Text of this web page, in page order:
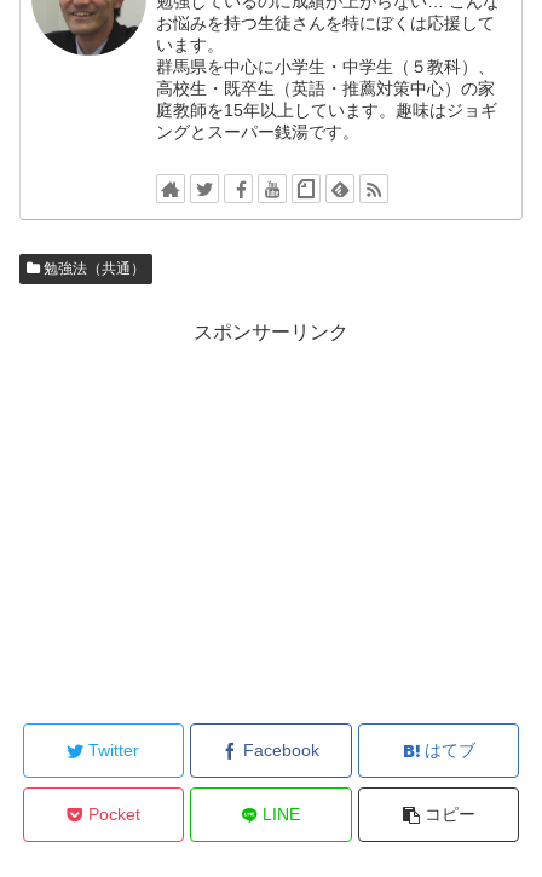
お悩みを持つ生徒さんを特にぼくは応援して
います。
群馬県を中心に小学生・中学生（５教科）、
高校生・既卒生（英語・推薦対策中心）の家
庭教師を15年以上しています。趣味はジョギ
ングとスーパー銭湯です。
勉強法（共通）
スポンサーリンク
Twitter Facebook はてブ
Pocket LINE コピー